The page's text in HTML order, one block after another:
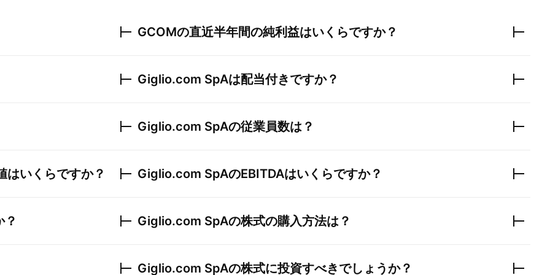
はいくらですか？
GCOMの直近半年間の純利益はいくらですか？
Giglio.com SpAは配当付きですか？
Giglio.com SpAの従業員数は？
Giglio.com SpAのEBITDAはいくらですか？
Giglio.com SpAの株式の購入方法は？
Giglio.com SpAの株式に投資すべきでしょうか？